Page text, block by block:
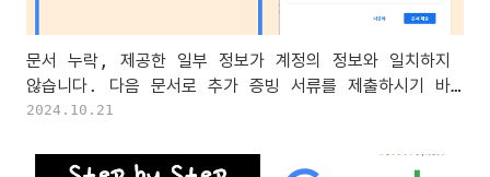
문서 누락, 제공한 일부 정보가 계정의 정보와 일치하지
않습니다. 다음 문서로 추가 증빙 서류를 제출하시기 바
랍니다. 해결하기 - 구글 애드센스, Google
2024.10.21